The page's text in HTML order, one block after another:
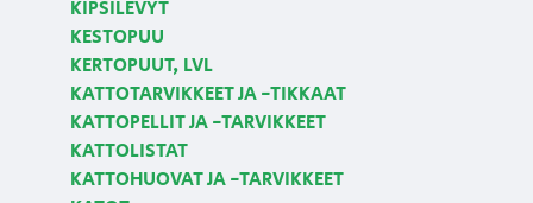
KIPSILEVYT
KESTOPUU
KERTOPUUT, LVL
KATTOTARVIKKEET JA -TIKKAAT
KATTOPELLIT JA -TARVIKKEET
KATTOLISTAT
KATTOHUOVAT JA -TARVIKKEET